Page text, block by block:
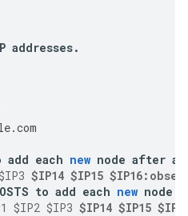
addresses.
.com
add each new node after an
$IP14 $IP15
to add each new node
$IP2 $IP3 $IP14 $IP15